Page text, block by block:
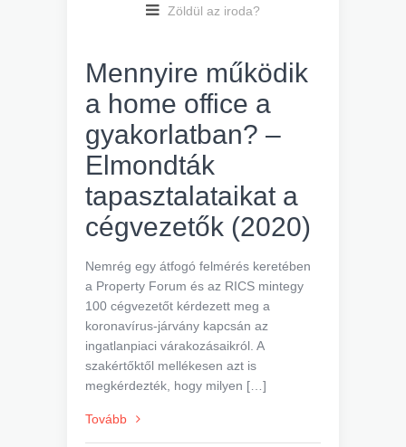
Zöldül az iroda?
Mennyire működik
a home office a
gyakorlatban? –
Elmondták
tapasztalataikat a
cégvezetők (2020)
Nemrég egy átfogó felmérés keretében
a Property Forum és az RICS mintegy
100 cégvezetőt kérdezett meg a
koronavírus-járvány kapcsán az
ingatlanpiaci várakozásaikról. A
szakértőktől mellékesen azt is
megkérdezték, hogy milyen […]
Tovább